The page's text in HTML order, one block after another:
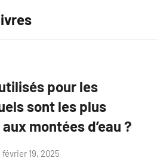
pour les
sont les plus
montées d’eau ?
février 19, 2025